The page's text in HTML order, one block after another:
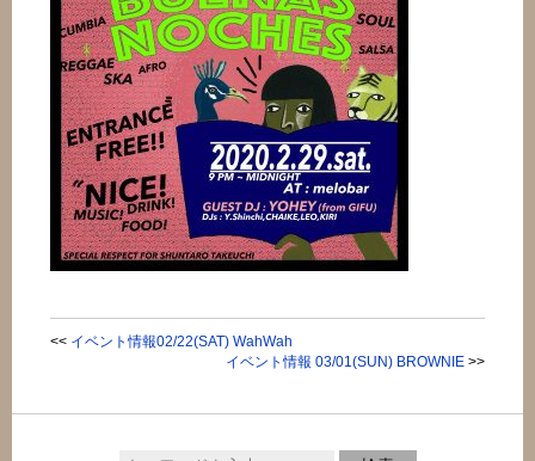
<< イベント情報02/22(SAT) WahWah
イベント情報 03/01(SUN) BROWNIE>>